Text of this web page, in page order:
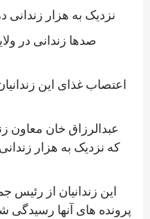
نزدیک به هزار زندانی
صدها زندانی در
اعتصاب غذای این
عبدالرزاق خان
که نزدیک به هزار
این زندانیان از رئیس
پرونده های آنها